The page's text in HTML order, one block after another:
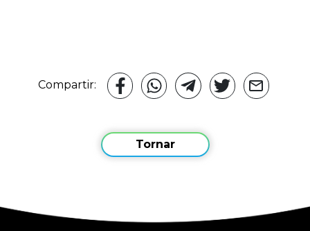
Compartir:
Tornar